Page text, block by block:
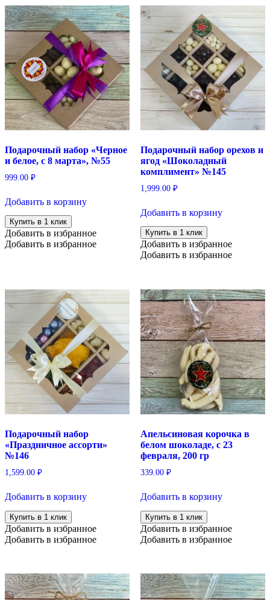
Подарочный набор «Черное
и белое, с 8 марта», №55
999.00 ₽
Добавить в корзину
Купить в 1 клик
Добавить в избранное
Добавить в избранное
Подарочный набор орехов и
ягод «Шоколадный
комплимент» №145
1,999.00 ₽
Добавить в корзину
Купить в 1 клик
Добавить в избранное
Добавить в избранное
Подарочный набор
«Праздничное ассорти»
№146
1,599.00 ₽
Добавить в корзину
Купить в 1 клик
Добавить в избранное
Добавить в избранное
Апельсиновая корочка в
белом шоколаде, с 23
февраля, 200 гр
339.00 ₽
Добавить в корзину
Купить в 1 клик
Добавить в избранное
Добавить в избранное